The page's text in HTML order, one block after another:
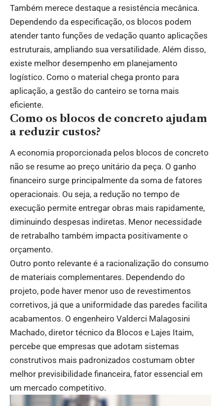
Também merece destaque a resistência mecânica.
Dependendo da especificação, os blocos podem
atender tanto funções de vedação quanto aplicações
estruturais, ampliando sua versatilidade. Além disso,
existe melhor desempenho em planejamento
logístico. Como o material chega pronto para
aplicação, a gestão do canteiro se torna mais
eficiente.
Como os blocos de concreto ajudam
a reduzir custos?
A economia proporcionada pelos blocos de concreto
não se resume ao preço unitário da peça. O ganho
financeiro surge principalmente da soma de fatores
operacionais. Ou seja, a redução no tempo de
execução permite entregar obras mais rapidamente,
diminuindo despesas indiretas. Menor necessidade
de retrabalho também impacta positivamente o
orçamento.
Outro ponto relevante é a racionalização do consumo
de materiais complementares. Dependendo do
projeto, pode haver menor uso de revestimentos
corretivos, já que a uniformidade das paredes facilita
acabamentos. O engenheiro Valderci Malagosini
Machado, diretor técnico da Blocos e Lajes Itaim,
percebe que empresas que adotam sistemas
construtivos mais padronizados costumam obter
melhor previsibilidade financeira, fator essencial em
um mercado competitivo.